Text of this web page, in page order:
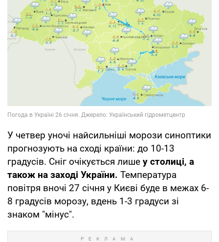
У четвер уночі найсильніші морози синоптики
прогнозують на сході країни: до 10-13
градусів. Сніг очікується лише у столиці, а
також на заході України. Температура
повітря вночі 27 січня у Києві буде в межах 6-
8 градусів морозу, вдень 1-3 градуси зі
знаком "мінус".